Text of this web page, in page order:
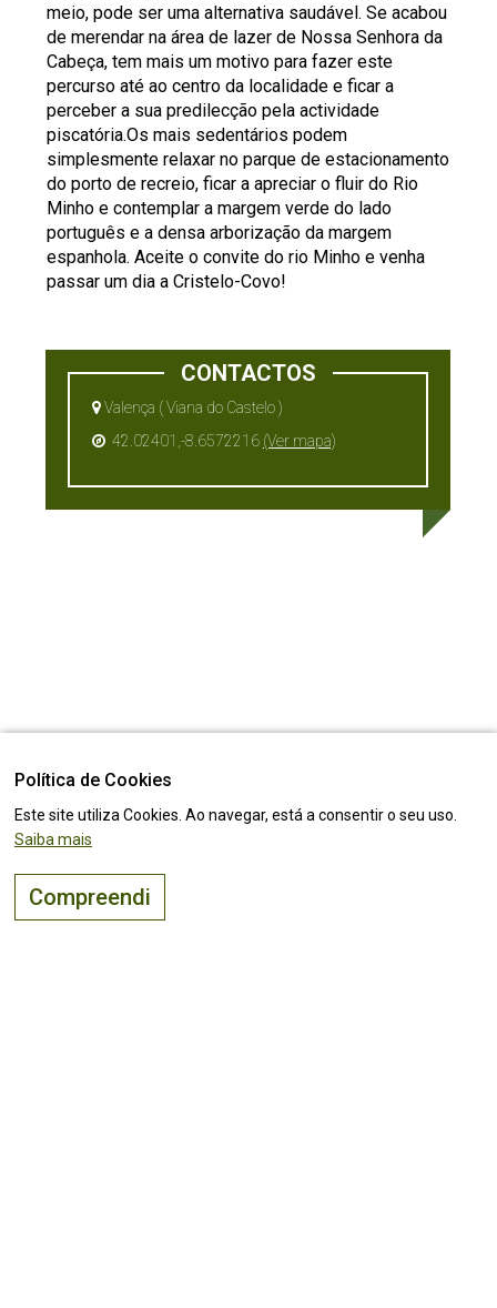
meio, pode ser uma alternativa saudável. Se acabou
de merendar na área de lazer de Nossa Senhora da
Cabeça, tem mais um motivo para fazer este
percurso até ao centro da localidade e ficar a
perceber a sua predilecção pela actividade
piscatória.Os mais sedentários podem
simplesmente relaxar no parque de estacionamento
do porto de recreio, ficar a apreciar o fluir do Rio
Minho e contemplar a margem verde do lado
português e a densa arborização da margem
espanhola. Aceite o convite do rio Minho e venha
passar um dia a Cristelo-Covo!
CONTACTOS
Valença ( Viana do Castelo )
42.02401,-8.6572216 (Ver mapa)
Política de Cookies
Este site utiliza Cookies. Ao navegar, está a consentir o seu uso.
Saiba mais
Compreendi